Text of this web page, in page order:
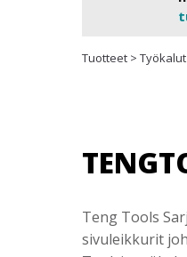
Tuotteet >
Teng Tools
sivuleikkurit